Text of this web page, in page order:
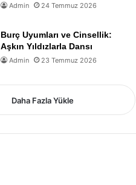
Admin 24 Temmuz 2026
Burç Uyumları ve Cinsellik:
Aşkın Yıldızlarla Dansı
Admin 23 Temmuz 2026
Daha Fazla Yükle